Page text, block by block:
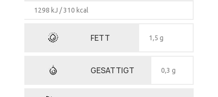
1298 kJ / 310 kcal
FETT 1,5 g
GESATTIGT 0,3 g